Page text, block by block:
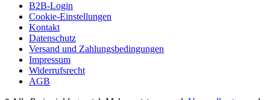
B2B-Login
Cookie-Einstellungen
Kontakt
Datenschutz
Versand und Zahlungsbedingungen
Impressum
Widerrufsrecht
AGB